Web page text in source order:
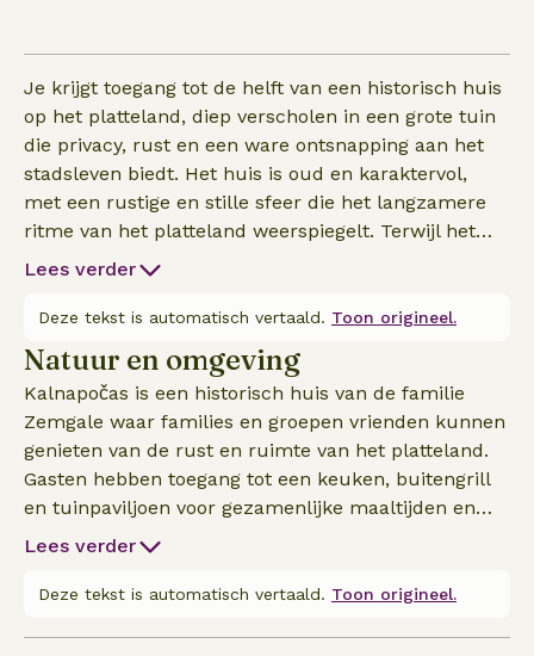
Je krijgt toegang tot de helft van een historisch huis
op het platteland, diep verscholen in een grote tuin
die privacy, rust en een ware ontsnapping aan het
stadsleven biedt. Het huis is oud en karaktervol,
met een rustige en stille sfeer die het langzamere
ritme van het platteland weerspiegelt. Terwijl het
zijn authentieke charme behoudt, biedt het alle
verwarming, een volledig uitgeruste keuken en een
platenspeler voor ontspannen avonden. Er is bewust
geen tv, zodat je je volledig kunt loskoppelen en
kunt genieten van de stilte, de natuur en de
eenvoudige geneugten van het leven op het
platteland. Dit is een traditionele hoeve op het
platteland, aan alle kanten omringd door open
velden en landbouwgrond. Samen met het huis van
de naburige eigenaar deelt het pand een ruime tuin
ruimte om buiten te ontspannen in alle rust.
Lees verder
Deze tekst is automatisch vertaald. Toon origineel.
Natuur en omgeving
Kalnapočas is een historisch huis van de familie
Zemgale waar families en groepen vrienden kunnen
genieten van de rust en ruimte van het platteland.
Gasten hebben toegang tot een keuken, buitengrill
en tuinpaviljoen voor gezamenlijke maaltijden en
ontspannen avonden. De grote tuin biedt veel
hier kun je wandelingen maken langs
Lees verder
Deze tekst is automatisch vertaald. Toon origineel.